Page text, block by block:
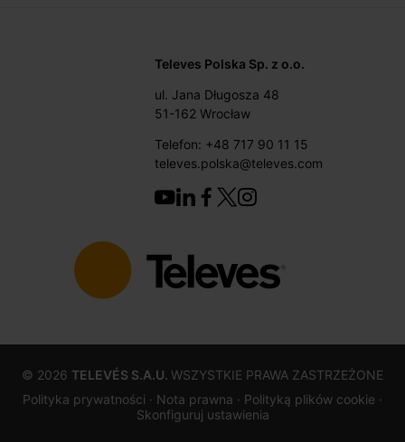
Televes Polska Sp. z o.o.
ul. Jana Długosza 48
51-162 Wrocław
Telefon: +48 717 90 11 15
televes.polska@televes.com
© 2026 TELEVÉS S.A.U. WSZYSTKIE PRAWA ZASTRZEŻONE
Polityka prywatności · Nota prawna · Polityką plików cookie ·
Skonfiguruj ustawienia